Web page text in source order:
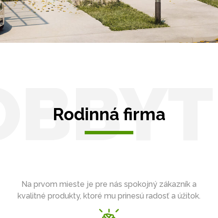
Rodinná firma
Na prvom mieste je pre nás spokojný zákazník a
kvalitné produkty, ktoré mu prinesú radosť a úžitok.